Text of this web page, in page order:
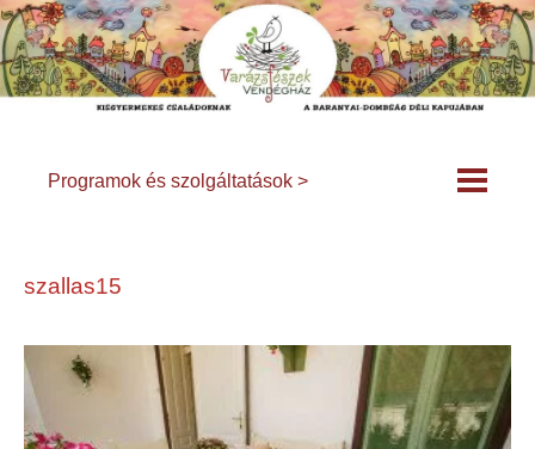
Programok és szolgáltatások >
szallas15